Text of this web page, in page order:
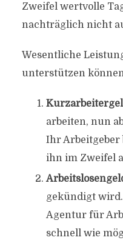
Zweifel wertvolle
nachträglich nicht
Wesentliche
unterstützen
arbeiten, nun
Ihr Arbeitgeber
ihn im Zweifel
gekündigt
Agentur für
schnell wie